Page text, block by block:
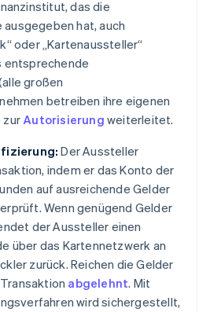
das die
hat, auch
oder „Kartenaussteller“
entsprechende
großen
betreiben ihre eigenen
zurAutorisierung weiterleitet.
Der Aussteller
indem er das Konto der
auf ausreichende Gelder
Wenn genügend Gelder
der Aussteller einen
über das Kartennetzwerk an
zurück. Reichen die Gelder
abgelehnt. Mit
wird sichergestellt,